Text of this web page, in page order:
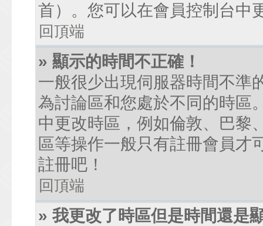
首）。您可以在會員控制台中
回頂端
» 顯示的時間不正確！
一般很少出現伺服器時間不準
為討論區和您處於不同的時區
中更改時區，例如倫敦、巴黎
區等操作一般只有註冊會員才
註冊吧！
回頂端
» 我更改了時區但是時間還是